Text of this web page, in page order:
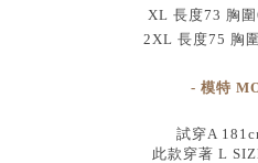
XL 長度73 胸
2XL 長度75 胸
- 模特
試穿A
此款穿著 L